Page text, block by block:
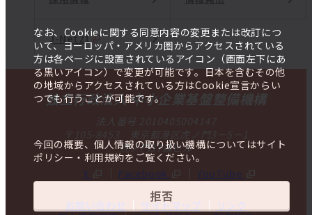
なお、Cookieに関する同意内容の変更または改訂につ
いて、ヨーロッパ・アメリカ圏からアクセスされている
方は各ページに設置されているアイコン（画面左下にあ
る黒いアイコン）で変更が可能です。日本を含むその他
の地域からアクセスされている方はCookie宣言からい
つでも行うことが可能です。
今回の概要、個人情報の取り扱い機構についてはサイト
ポリシー・利用規約をご覧ください。
拒否
J-Net21
独立行政法人 中小企業基盤整備機構
法人番号 2010405004147
〒105-8453 東京都港区虎ノ門3－5－1
虎ノ門37森ビル
X
Facebook YouTube
お問い合わせ サイトマップ
リンク